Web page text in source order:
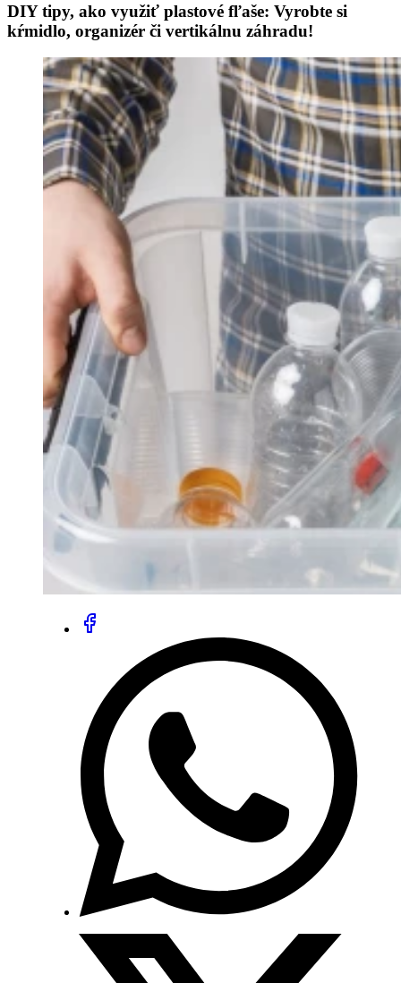
DIY tipy, ako využiť plastové fľaše: Vyrobte si
kŕmidlo, organizér či vertikálnu záhradu!